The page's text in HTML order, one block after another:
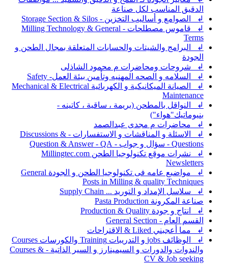
الدقيق المناسب لكل صناعة
↲ الصوامع و أساليب التخزين - Storage Section & Silos
↲ قاموس مصطلحات - Milling Technology & General
Terms
↲ البرامج والشيتات والحسابات المتعلقة بمجال الطحن و
الجودة
↲ شروحات ومحاضرات م محمود الشاذلى
↲ السلامه و الصحه المهنيه وتأمين بيئة العمل- Safety
↲ الصيانة الميكانيكية و الكهربائية Mechanical & Electrical
Maintenance
↲ النواقل بالمطحن (بريمة ، ساقية ، كاتينه -
بنيوماتيك"هواء")
↲ محاضرات م مجدى عبدالصمد
↲ الاسئلة و المناقشات و الاستفسارات - Discussions &
Questions - سؤال و جواب - Question & Answer - QA
↲ نشرات موقع تكنولوجيا الطحن Millingtec.com
Newsletters
↲ مواضيع عامه فى تكنولوجيا الطحن و الجودة General
Posts in Milling & quality Techniques
↲ سلاسل الإمداد و التوريد ... Supply Chain
صناعة المكرونة Pasta Production
↲ انتاج و جودة Production & Quality
القسم العام - General Section
↲ مما أعجبني Liked & الاقتراحات
↲ الوظائف jobs و التدريبات Training والكورسات Courses
والندوات والدورات و السيمينارز و السير الذاتية - Courses &
CV & Job seeking